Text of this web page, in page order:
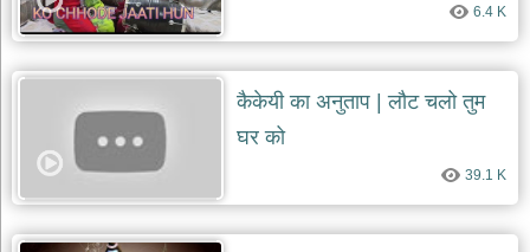
6.4 K
कैकेयी का अनुताप | लौट चलो तुम
घर को
39.1 K